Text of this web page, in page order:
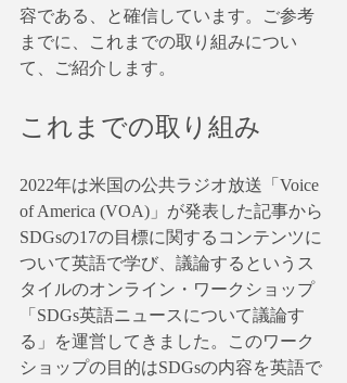
容である、と確信しています。ご参考
までに、これまでの取り組みについ
て、ご紹介します。
これまでの取り組み
2022年は米国の公共ラジオ放送「Voice
of America (VOA)」が発表した記事から
SDGsの17の目標に関するコンテンツに
ついて英語で学び、議論するというス
タイルのオンライン・ワークショップ
「SDGs英語ニュースについて議論す
る」を運営してきました。このワーク
ショップの目的はSDGsの内容を英語で